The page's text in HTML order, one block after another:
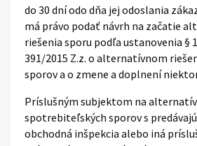
do 30 dní odo dňa jej odoslania
má právo podať návrh na začatie
riešenia sporu podľa ustanovenia §
391/2015 Z.z. o alternatívnom
sporov a o zmene a doplnení
Príslušným subjektom na
spotrebiteľských sporov s
obchodná inšpekcia alebo iná